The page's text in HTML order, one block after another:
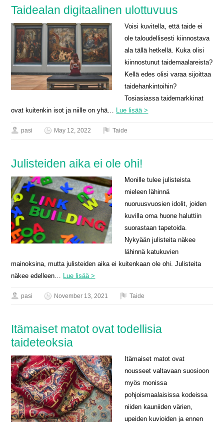
Taidealan digitaalinen ulottuvuus
Voisi kuvitella, että taide ei
ole taloudellisesti kiinnostava
ala tällä hetkellä. Kuka olisi
kiinnostunut taidemaalareista?
Kellä edes olisi varaa sijoittaa
taidehankintoihin?
Tosiasiassa taidemarkkinat
ovat kuitenkin isot ja niille on yhä… Lue lisää >
pasi May 12, 2022 Taide
Julisteiden aika ei ole ohi!
Monille tulee julisteista
mieleen lähinnä
nuoruusvuosien idolit, joiden
kuvilla oma huone haluttiin
suorastaan tapetoida.
Nykyään julisteita näkee
lähinnä katukuvien
mainoksina, mutta julisteiden aika ei kuitenkaan ole ohi. Julisteita
näkee edelleen… Lue lisää >
pasi November 13, 2021 Taide
Itämaiset matot ovat todellisia
taideteoksia
Itämaiset matot ovat
nousseet valtavaan suosioon
myös monissa
pohjoismaalaisissa kodeissa
niiden kauniiden värien,
upeiden kuvioiden ja ennen